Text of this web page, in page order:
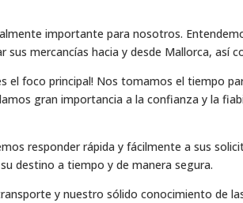
importante para nosotros.
mercancías hacia y desde Mallorca, así
el foco principal! Nos tomamos el tiempo
gran importancia a la confianza y la
responder rápida y fácilmente a sus
destino a tiempo y de manera segura.
y nuestro sólido conocimiento de